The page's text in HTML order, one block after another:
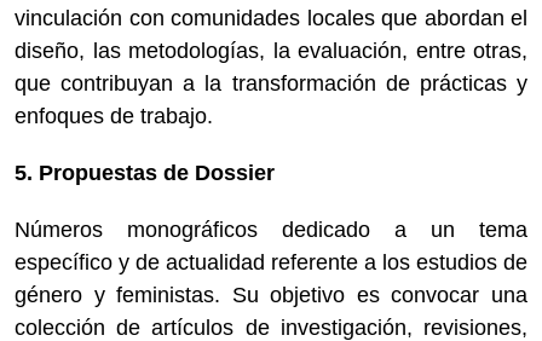
vinculación con comunidades locales que abordan el
diseño, las metodologías, la evaluación, entre otras,
que contribuyan a la transformación de prácticas y
enfoques de trabajo.
5. Propuestas de Dossier
Números monográficos dedicado a un tema
específico y de actualidad referente a los estudios de
género y feministas. Su objetivo es convocar una
colección de artículos de investigación, revisiones,